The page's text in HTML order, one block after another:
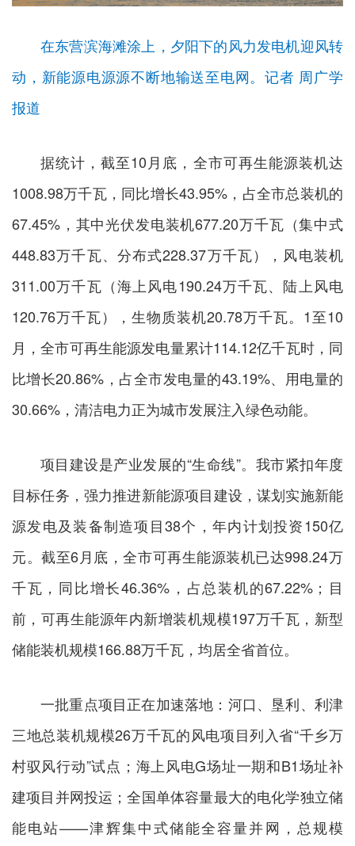
在东营滨海滩涂上，夕阳下的风力发电机迎风转
动，新能源电源源不断地输送至电网。记者 周广学
报道
据统计，截至10月底，全市可再生能源装机达
1008.98万千瓦，同比增长43.95%，占全市总装机的
67.45%，其中光伏发电装机677.20万千瓦（集中式
448.83万千瓦、分布式228.37万千瓦），风电装机
311.00万千瓦（海上风电190.24万千瓦、陆上风电
120.76万千瓦），生物质装机20.78万千瓦。1至10
月，全市可再生能源发电量累计114.12亿千瓦时，同
比增长20.86%，占全市发电量的43.19%、用电量的
30.66%，清洁电力正为城市发展注入绿色动能。
项目建设是产业发展的“生命线”。我市紧扣年度
目标任务，强力推进新能源项目建设，谋划实施新能
源发电及装备制造项目38个，年内计划投资150亿
元。截至6月底，全市可再生能源装机已达998.24万
千瓦，同比增长46.36%，占总装机的67.22%；目
前，可再生能源年内新增装机规模197万千瓦，新型
储能装机规模166.88万千瓦，均居全省首位。
一批重点项目正在加速落地：河口、垦利、利津
三地总装机规模26万千瓦的风电项目列入省“千乡万
村驭风行动”试点；海上风电G场址一期和B1场址补
建项目并网投运；全国单体容量最大的电化学独立储
能电站——津辉集中式储能全容量并网，总规模